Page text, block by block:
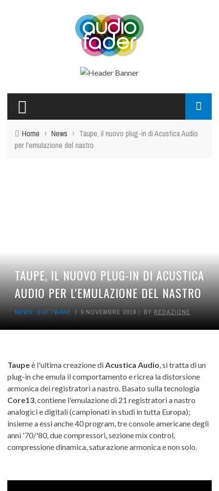
Home › News › Taupe, il nuovo plug-in di Acustica Audio
per l'emulazione del nastro
TAUPE, IL NUOVO PLUG-IN DI ACUSTICA
AUDIO PER L'EMULAZIONE DEL NASTRO
NEWS, SOFTWARE 9 NOVEMBRE 2018 BY REDAZIONE
Taupeè l'ultima creazione diAcustica Audio, si tratta di un
plug-in che emula il comportamento e ricrea la distorsione
armonica dei registratori a nastro. Basato sulla tecnologia
Core13, contiene l'emulazione di 21 registratori a nastro
analogici e digitali (campionati in studi in tutta Europa);
insieme a essi anche 40 program, tre console americane degli
anni '70/'80, due compressori, sezione mix control,
compressione dinamica, saturazione armonica e non solo.